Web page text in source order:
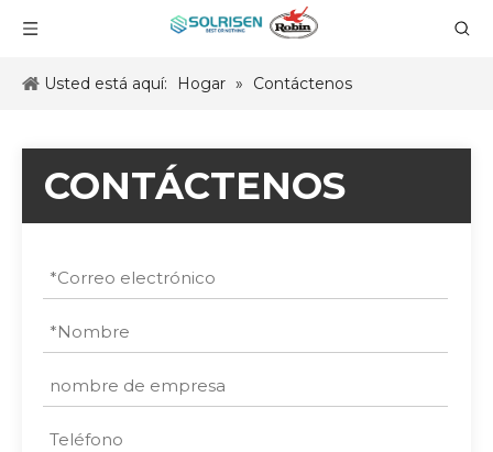
Usted está aquí: Hogar » Contáctenos
CONTÁCTENOS